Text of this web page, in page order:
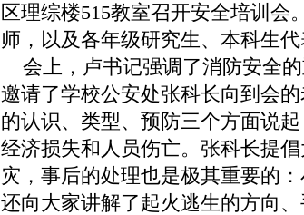
区理综楼515教室召开安全培训
师，以及各年级研究生、本科生代
会上，卢书记强调了消防安全
邀请了学校公安处张科长向到会
的认识、类型、预防三个方面说
经济损失和人员伤亡。张科长提
灾，事后的处理也是极其重要的
还向大家讲解了起火逃生的方向